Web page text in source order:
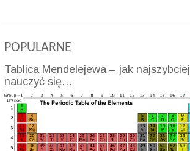
POPULARNE
Tablica Mendelejewa – jak najszybciej
nauczyć się…